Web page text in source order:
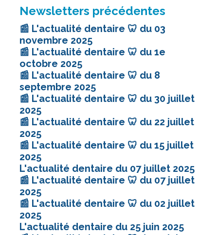
Newsletters précédentes
📰 L'actualité dentaire 🦷 du 03
novembre 2025
📰 L'actualité dentaire 🦷 du 1e
octobre 2025
📰 L'actualité dentaire 🦷 du 8
septembre 2025
📰 L'actualité dentaire 🦷 du 30 juillet
2025
📰 L'actualité dentaire 🦷 du 22 juillet
2025
📰 L'actualité dentaire 🦷 du 15 juillet
2025
L'actualité dentaire du 07 juillet 2025
📰 L'actualité dentaire 🦷 du 07 juillet
2025
📰 L'actualité dentaire 🦷 du 02 juillet
2025
L'actualité dentaire du 25 juin 2025